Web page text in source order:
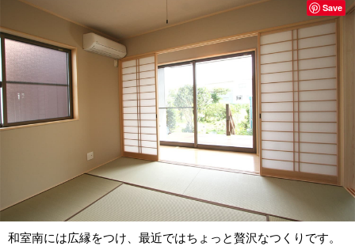
和室南には広縁をつけ、最近ではちょっと贅沢なつくりです。
Save